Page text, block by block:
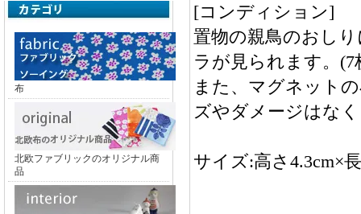
布
北欧ファブリックのオリジナル商
品
[コンディション]
置物の親鳥のおし
ラが見られます。(7
また、マグネット
ズやダメージはな
サイズ:高さ4.3cm×